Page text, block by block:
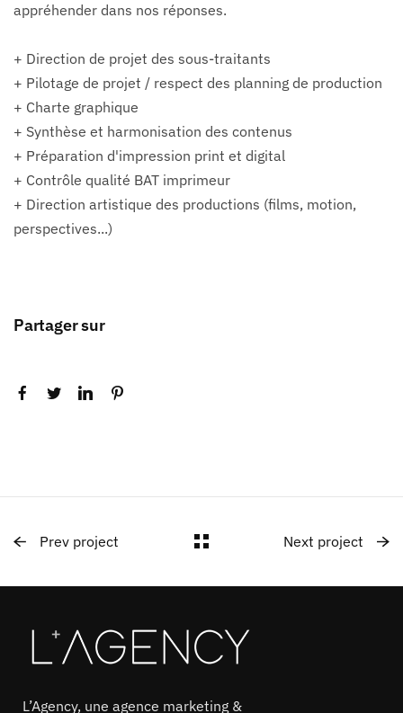
appréhender dans nos réponses.
+ Direction de projet des sous-traitants
+ Pilotage de projet / respect des planning de production
+ Charte graphique
+ Synthèse et harmonisation des contenus
+ Préparation d'impression print et digital
+ Contrôle qualité BAT imprimeur
+ Direction artistique des productions (films, motion,
perspectives...)
Partager sur
Prev project Next project
L’Agency, une agence marketing &